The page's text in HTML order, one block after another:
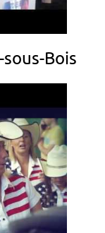
Bois